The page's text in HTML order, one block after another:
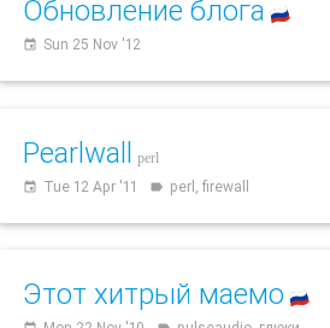
Обновление блога 🇷🇺
event Sun 25 Nov '12
Pearlwall perl
event Tue 12 Apr '11 label perl, firewall
Этот хитрый маемо 🇷🇺